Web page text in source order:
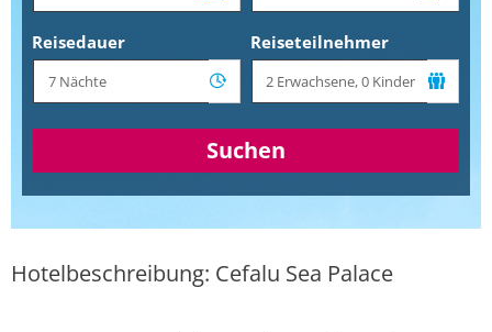
Reisedauer Reiseteilnehmer
Suchen
Hotelbeschreibung: Cefalu Sea Palace